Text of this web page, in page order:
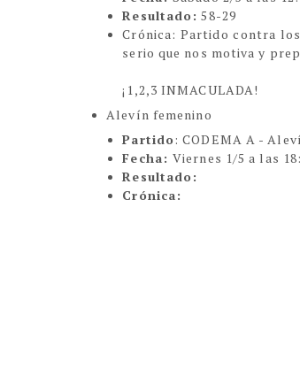
Resultado: 58-29
Crónica: Partido contra los
serio que nos motiva y
¡1,2,3 INMACULADA!
Alevín femenino
Partido: CODEMA A -
Fecha:Viernes 1/5 a las
Resultado:
Crónica: